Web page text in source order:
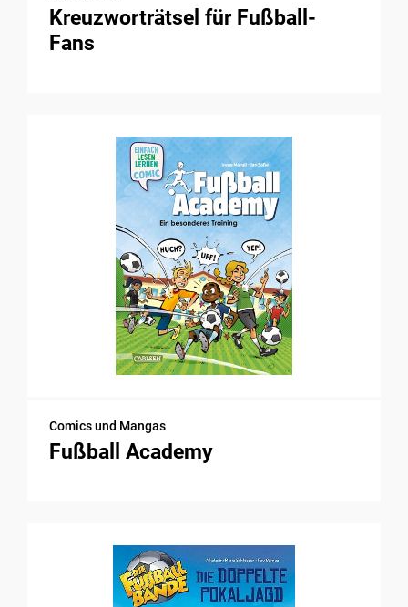
Kreuzworträtsel für Fußball-
Fans
Comics und Mangas
Fußball Academy